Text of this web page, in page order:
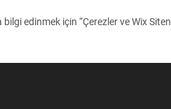
edinmek için “Çerezler ve Wix